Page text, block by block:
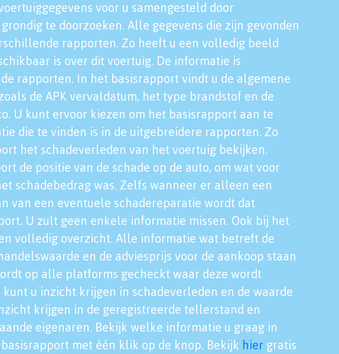
voor u samengesteld door
te doorzoeken. Alle gegevens die zijn gevonden
rapporten. Zo heeft u een volledig beeld
is over dit voertuig. De informatie is
rapporten. In het basisrapport vindt u de algemene
de APK vervaldatum, het type brandstof en de
U kunt ervoor kiezen om het basisrapport aan te
die te vinden is in de uitgebreidere rapporten. Zo
het schadeverleden van het voertuig bekijken.
de positie van de schade op de auto, om wat voor
schadebedrag was. Zelfs wanneer er alleen een
van een eventuele schadereparatie wordt dat
U zult geen enkele informatie missen. Ook bij het
volledig overzicht. Alle informatie wat betreft de
en de adviesprijs voor de aankoop staan
op alle platforms gecheckt waar deze wordt
u inzicht krijgen in schadeverleden en de waarde
krijgen in de geregistreerde tellerstand en
eigenaren. Bekijk welke informatie u graag in
met één klik op de knop. Bekijk hier gratis